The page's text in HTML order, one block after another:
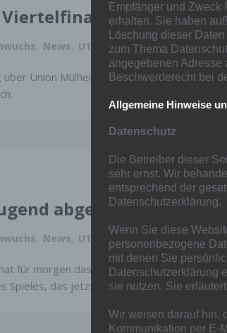
, News, U19
über Union Mülheim, erreichte die A-Jugend
abgesagt
, News, U19
für morgen das Meisterschaftsspiel der
Spieles, das jetzt mit 2:0 für die Löwen
Empfänger und Zweck
erhalten. Sie haben
Löschung dieser
zum Thema
angegebenen Adresse
Beschwerderecht bei
Allgemeine Hinweise
Datenschutz
Die Betreiber dieser
sehr ernst. Wir
entsprechend der
Datenschutzerklärung.
Wenn Sie diese
personenbezogene
mit denen Sie
Datenschutzerklärung
sie nutzen. Sie
Wir weisen darauf hin,
Kommunikation per E-